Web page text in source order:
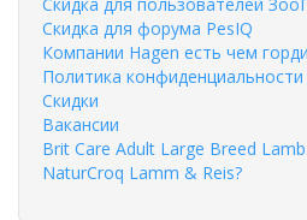
Скидка для форума PesIQ
Компании Hagen есть чем
Политика конфиденциальности
Скидки
Вакансии
Brit Care Adult Large Breed
NaturCroq Lamm & Reis?